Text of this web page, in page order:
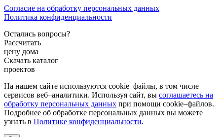
Согласие на обработку персональных данных
Политика конфиденциальности
Остались вопросы?
Рассчитать
цену дома
Скачать каталог
проектов
На нашем сайте используются cookie–файлы, в том числе
сервисов веб–аналитики. Используя сайт, вы соглашаетесь на
обработку персональных данных при помощи cookie–файлов.
Подробнее об обработке персональных данных вы можете
узнать в Политике конфиденциальности.